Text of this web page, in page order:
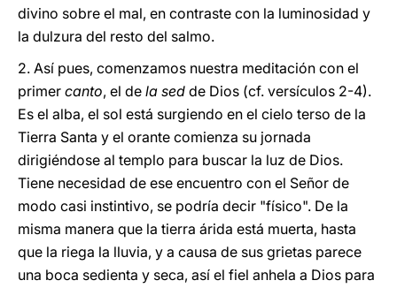
divino sobre el mal, en contraste con la luminosidad y
la dulzura del resto del salmo.
2. Así pues, comenzamos nuestra meditación con el
primer canto, el de la sed de Dios (cf. versículos 2-4).
Es el alba, el sol está surgiendo en el cielo terso de la
Tierra Santa y el orante comienza su jornada
dirigiéndose al templo para buscar la luz de Dios.
Tiene necesidad de ese encuentro con el Señor de
modo casi instintivo, se podría decir "físico". De la
misma manera que la tierra árida está muerta, hasta
que la riega la lluvia, y a causa de sus grietas parece
una boca sedienta y seca, así el fiel anhela a Dios para